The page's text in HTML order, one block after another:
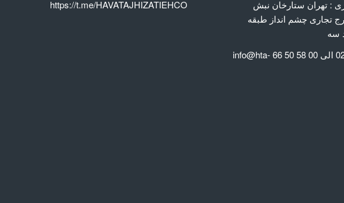
https://t.me/HAVATAJHIZATIEHCO
: تهران ستارخان نبش
برج تجاری چشم انداز طبقه
سه
تلفکس : 02 الی 00 58 50 66 info@hta-